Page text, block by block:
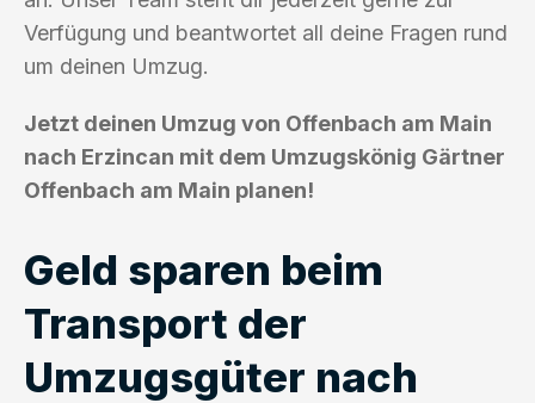
Verfügung und beantwortet all deine Fragen rund
um deinen Umzug.
Jetzt deinen Umzug von Offenbach am Main
nach Erzincan mit dem Umzugskönig Gärtner
Offenbach am Main planen!
Geld sparen beim
Transport der
Umzugsgüter nach